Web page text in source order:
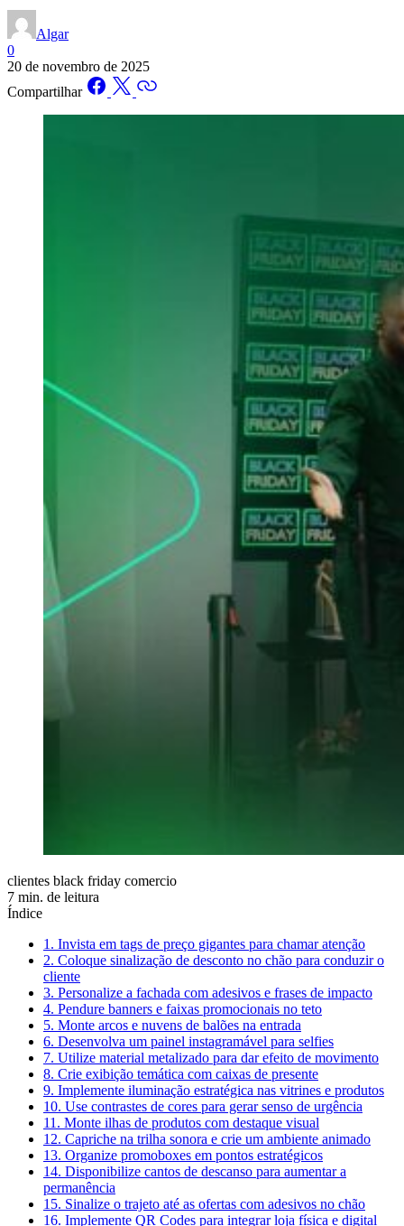
Algar
0
20 de novembro de 2025
Compartilhar
clientes black friday comercio
7 min. de leitura
Índice
1. Invista em tags de preço gigantes para chamar atenção
2. Coloque sinalização de desconto no chão para conduzir o
cliente
3. Personalize a fachada com adesivos e frases de impacto
4. Pendure banners e faixas promocionais no teto
5. Monte arcos e nuvens de balões na entrada
6. Desenvolva um painel instagramável para selfies
7. Utilize material metalizado para dar efeito de movimento
8. Crie exibição temática com caixas de presente
9. Implemente iluminação estratégica nas vitrines e produtos
10. Use contrastes de cores para gerar senso de urgência
11. Monte ilhas de produtos com destaque visual
12. Capriche na trilha sonora e crie um ambiente animado
13. Organize promoboxes em pontos estratégicos
14. Disponibilize cantos de descanso para aumentar a
permanência
15. Sinalize o trajeto até as ofertas com adesivos no chão
16. Implemente QR Codes para integrar loja física e digital